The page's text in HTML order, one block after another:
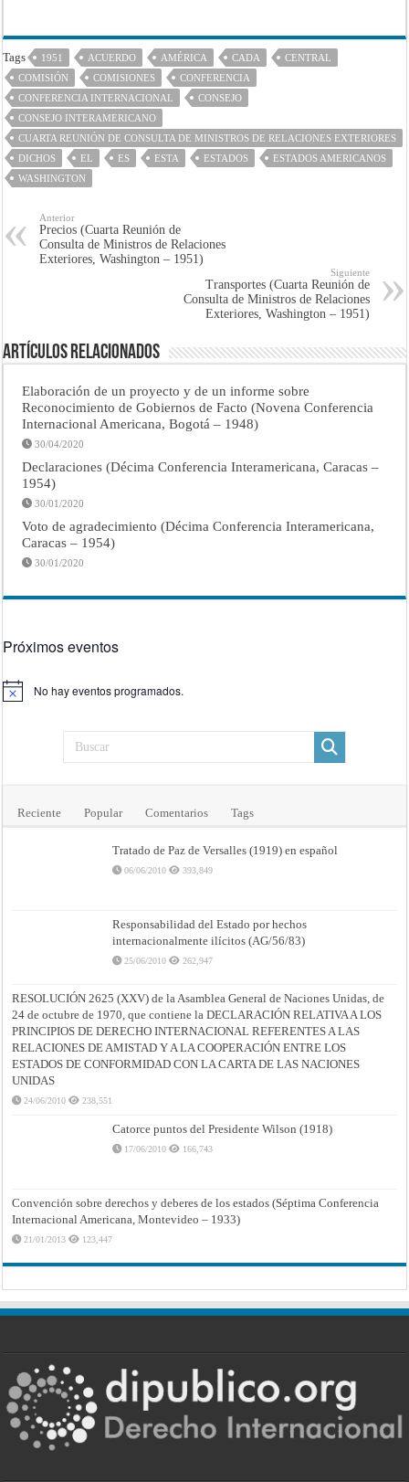
Tags 1951 ACUERDO AMÉRICA CADA
CENTRAL
COMISIÓN
COMISIONES
CONFERENCIA
CONFERENCIA INTERNACIONAL
CONSEJO
CONSEJO INTERAMERICANO
CUARTA REUNIÓN DE CONSULTA DE MINISTROS DE RELACIONES EXTERIORES
DICHOS
EL ES ESTA ESTADOS
ESTADOS AMERICANOS
WASHINGTON
Anterior
Precios (Cuarta Reunión de
Consulta de Ministros de Relaciones
Exteriores, Washington – 1951)
Siguiente
Transportes (Cuarta Reunión de
Consulta de Ministros de Relaciones
Exteriores, Washington – 1951)
Artículos Relacionados
Elaboración de un proyecto y de un informe sobre
Reconocimiento de Gobiernos de Facto (Novena Conferencia
Internacional Americana, Bogotá – 1948)
30/04/2020
Declaraciones (Décima Conferencia Interamericana, Caracas –
1954)
30/01/2020
Voto de agradecimiento (Décima Conferencia Interamericana,
Caracas – 1954)
30/01/2020
Próximos eventos
Aviso No hay eventos programados.
Reciente Popular Comentarios Tags
Tratado de Paz de Versalles (1919) en español
06/06/2010 393,849
Responsabilidad del Estado por hechos
internacionalmente ilícitos (AG/56/83)
25/06/2010 262,947
RESOLUCIÓN 2625 (XXV) de la Asamblea General de Naciones Unidas, de
24 de octubre de 1970, que contiene la DECLARACIÓN RELATIVA A LOS
PRINCIPIOS DE DERECHO INTERNACIONAL REFERENTES A LAS
RELACIONES DE AMISTAD Y A LA COOPERACIÓN ENTRE LOS
ESTADOS DE CONFORMIDAD CON LA CARTA DE LAS NACIONES
UNIDAS
24/06/2010 238,551
Catorce puntos del Presidente Wilson (1918)
17/06/2010 166,743
Convención sobre derechos y deberes de los estados (Séptima Conferencia
Internacional Americana, Montevideo – 1933)
21/01/2013 123,447